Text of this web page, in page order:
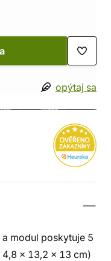
opýtaj sa
modul poskytuje 5
x 13,2 x 13 cm)